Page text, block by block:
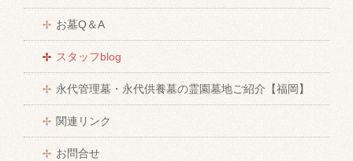
お墓Q＆A
スタッフblog
永代管理墓・永代供養墓の霊園墓地ご紹介【福岡】
関連リンク
お問合せ